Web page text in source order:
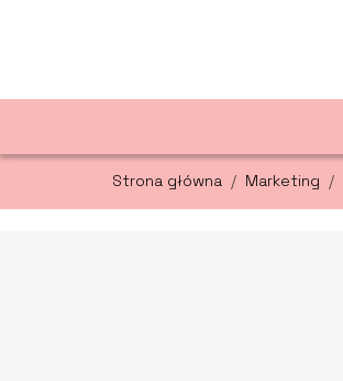
Strona główna / Marketing /